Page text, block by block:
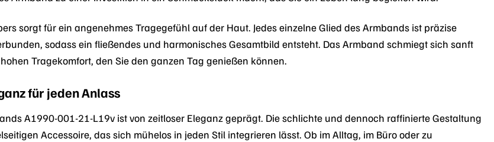
sorgt für ein angenehmes Tragegefühl auf der Haut. Jedes einzelne Glied des Armbands ist präzise
sodass ein fließendes und harmonisches Gesamtbild entsteht. Das Armband schmiegt sich sanft
Tragekomfort, den Sie den ganzen Tag genießen können.
für jeden Anlass
A1990-001-21-L19v ist von zeitloser Eleganz geprägt. Die schlichte und dennoch raffinierte Gestaltung
Accessoire, das sich mühelos in jeden Stil integrieren lässt. Ob im Alltag, im Büro oder zu